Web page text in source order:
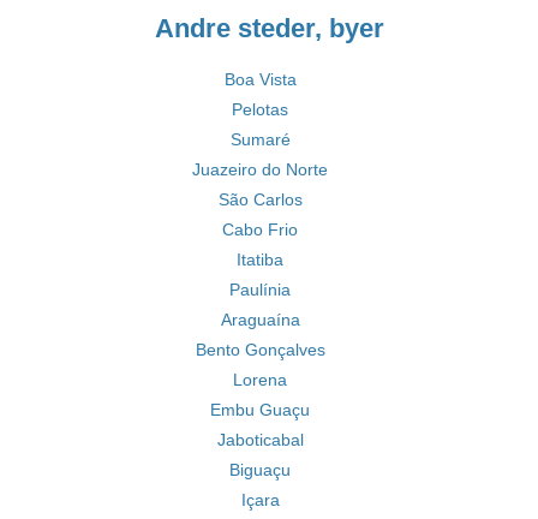
Andre steder, byer
Boa Vista
Pelotas
Sumaré
Juazeiro do Norte
São Carlos
Cabo Frio
Itatiba
Paulínia
Araguaína
Bento Gonçalves
Lorena
Embu Guaçu
Jaboticabal
Biguaçu
Içara